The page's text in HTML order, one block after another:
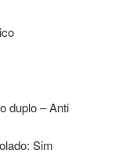
duplo – Anti
Sim